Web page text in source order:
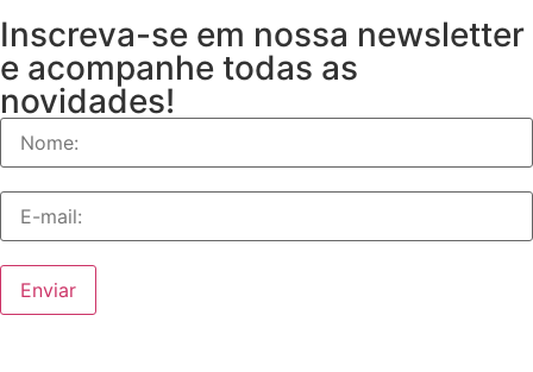
Inscreva-se em nossa newsletter
e acompanhe todas as
novidades!
Enviar